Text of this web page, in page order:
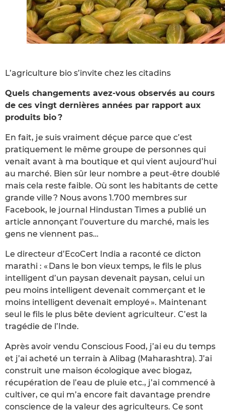
L’agriculture bio s’invite chez les citadins
Quels changements avez-vous observés au cours
de ces vingt dernières années par rapport aux
produits bio ?
En fait, je suis vraiment déçue parce que c’est
pratiquement le même groupe de personnes qui
venait avant à ma boutique et qui vient aujourd’hui
au marché. Bien sûr leur nombre a peut-être doublé
mais cela reste faible. Où sont les habitants de cette
grande ville ? Nous avons 1.700 membres sur
Facebook, le journal Hindustan Times a publié un
article annonçant l’ouverture du marché, mais les
gens ne viennent pas…
Le directeur d’EcoCert India a raconté ce dicton
marathi : « Dans le bon vieux temps, le fils le plus
intelligent d’un paysan devenait paysan, celui un
peu moins intelligent devenait commerçant et le
moins intelligent devenait employé ». Maintenant
seul le fils le plus bête devient agriculteur. C’est la
tragédie de l’Inde.
Après avoir vendu Conscious Food, j’ai eu du temps
et j’ai acheté un terrain à Alibag (Maharashtra). J’ai
construit une maison écologique avec biogaz,
récupération de l’eau de pluie etc., j’ai commencé à
cultiver, ce qui m’a encore fait davantage prendre
conscience de la valeur des agriculteurs. Ce sont